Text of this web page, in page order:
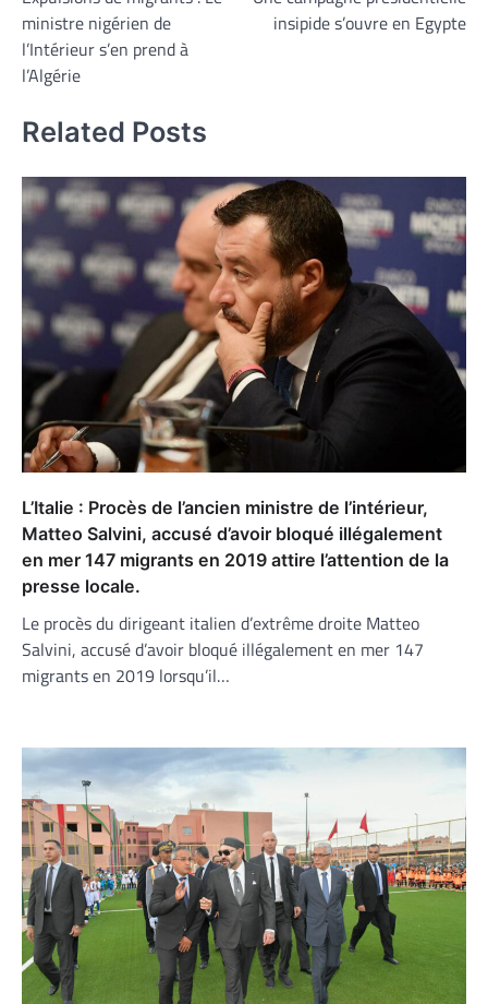
l’article
ministre nigérien de
l’Intérieur s’en prend à
l’Algérie
insipide s’ouvre en Egypte
Related Posts
L’Italie : Procès de l’ancien ministre de l’intérieur,
Matteo Salvini, accusé d’avoir bloqué illégalement
en mer 147 migrants en 2019 attire l’attention de la
presse locale.
Le procès du dirigeant italien d’extrême droite Matteo
Salvini, accusé d’avoir bloqué illégalement en mer 147
migrants en 2019 lorsqu’il…